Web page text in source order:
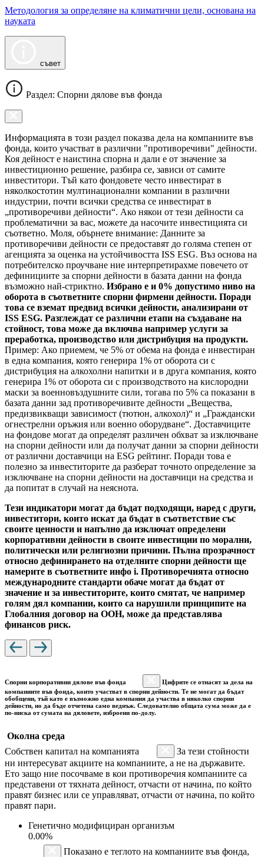
Методология за определяне на климатични цели, основана на
науката
съвет
Раздел: Спорни дялове във фонда
Информацията в този раздел показва дела на компаниите във
фонда, които участват в различни "противоречиви" дейности.
Коя дейност е наистина спорна и дали е от значение за
инвестиционно решение, разбира се, зависи от самите
инвеститори. Тъй като фондовете често инвестират в
няколкостотин мултинационални компании в различни
индустрии, почти всички средства се инвестират в
„противоречиви дейности“. Ако някои от тези дейности са
проблематични за вас, можете да насочите инвестицията си
съответно. Моля, обърнете внимание: Данните за
противоречиви дейности се предоставят до голяма степен от
агенцията за оценка на устойчивостта ISS ESG. Въз основа на
потребителско проучване ние интерпретирахме повечето от
дефинициите за спорни дейности в базата данни на фонда
възможно най-стриктно. Избрано е и 0% допустимо ниво на
оборота в съответните спорни фирмени дейности. Поради
това се вземат предвид всички дейности, анализирани от
ISS ESG. Разглеждат се различни етапи на създаване на
стойност, това може да включва например услуги за
преработка, производство или дистрибуция на продукти.
Пример: Ако приемем, че 5% от обема на фонда е инвестиран
в една компания, която генерира 1% от оборота си с
дистрибуция на алкохолни напитки и в друга компания, която
генерира 1% от оборота си с производството на кислородни
маски за военновъздушните сили, тогава по 5% са показани в
базата данни зад противоречивите дейности „Вещества,
предизвикващи зависимост (тютюн, алкохол)“ и „Граждански
огнестрелни оръжия или военно оборудване“. Доставчиците
на фондове могат да определят различен обхват за изключване
на спорни дейности или да получат данни за спорни дейности
от различни доставчици на ESG рейтинг. Поради това е
полезно за инвеститорите да разберат точното определение за
изключване на спорни дейности на доставчици на средства и
да попитат в случай на неяснота.
Тези индикатори могат да бъдат подходящи, наред с други,
инвеститори, които искат да бъдат в съответствие със
своите ценности и напълно да изключат определени
корпоративни дейности в своите инвестиции по морални,
политически или религиозни причини. Пълна прозрачност
относно дефинирането на отделните спорни дейности ще
намерите в съответните инфо i. Противоречията относно
международните стандарти обаче могат да бъдат от
значение и за инвеститорите, които смятат, че например
голям дял компании, които са нарушили принципите на
Глобалния договор на ООН, може да представлява
финансов риск.
Спорни корпоративни дялове във фонда
Цифрите се отнасят за дела на
компаниите във фонда, които участват в спорни дейности. Те не могат да бъдат
обобщени, тъй като е възможно една компания да участва в няколко спорни
дейности, но да бъде отчетена само веднъж. Следователно общата сума може да е
по-ниска от сумата на дяловете, изброени по-долу.
Околна среда
Собствен капитал на компанията
За тези стойности
ни интересуват акциите на компаниите, а не на държавите.
Ето защо ние посочваме в кои противоречия компаниите са
представени от тяхната дейност, отчасти от начина, по който
правят бизнес или се управляват, отчасти от начина, по който
правят пари.
Генетично модифициран организъм
0.00%
Показано е теглото на компаниите във фонда,